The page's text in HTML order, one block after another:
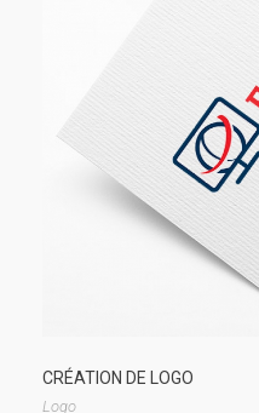
CRÉATION DE LOGO
Logo